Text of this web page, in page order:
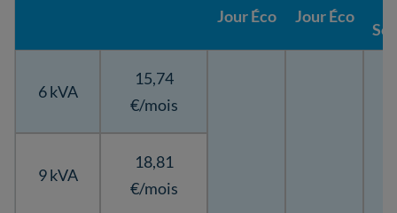
Jour Éco
Jour Éco
6 kVA
15,74
€/mois
9 kVA
18,81
€/mois